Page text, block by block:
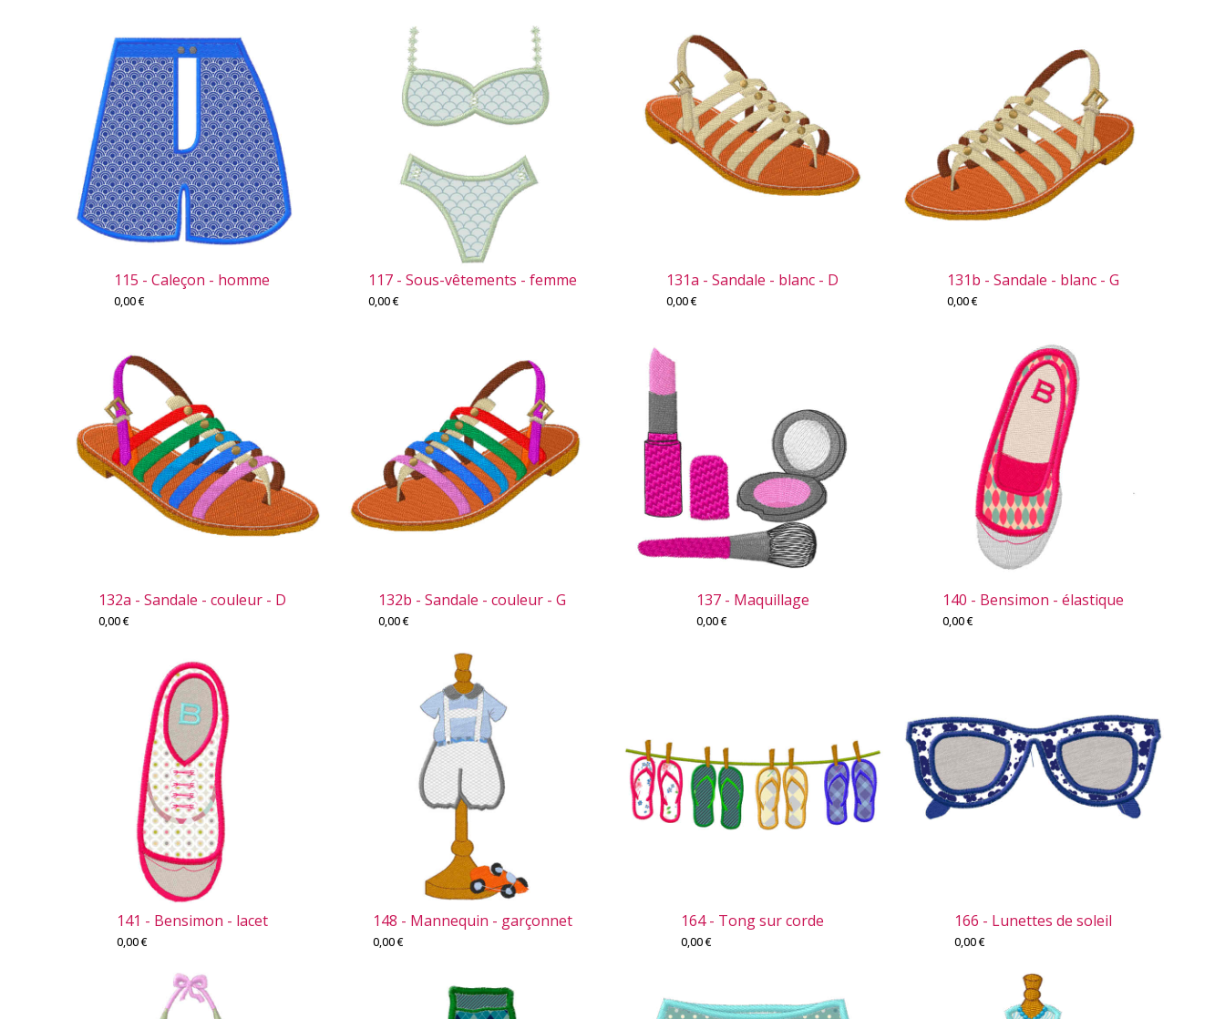
115 - Caleçon - homme
0,00€
117 - Sous-vêtements - femme
0,00€
131a - Sandale - blanc - D
0,00€
131b - Sandale - blanc - G
0,00€
132a - Sandale - couleur - D
0,00€
132b - Sandale - couleur - G
0,00€
137 - Maquillage
0,00€
140 - Bensimon - élastique
0,00€
141 - Bensimon - lacet
0,00€
148 - Mannequin - garçonnet
0,00€
164 - Tong sur corde
0,00€
166 - Lunettes de soleil
0,00€